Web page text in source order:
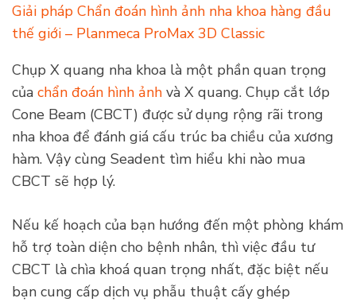
Giải pháp Chẩn đoán hình ảnh nha khoa hàng đầu
thế giới – Planmeca ProMax 3D Classic
Chụp X quang nha khoa là một phần quan trọng
của chẩn đoán hình ảnh và X quang. Chụp cắt lớp
Cone Beam (CBCT) được sử dụng rộng rãi trong
nha khoa để đánh giá cấu trúc ba chiều của xương
hàm. Vậy cùng Seadent tìm hiểu khi nào mua
CBCT sẽ hợp lý.
Nếu kế hoạch của bạn hướng đến một phòng khám
hỗ trợ toàn diện cho bệnh nhân, thì việc đầu tư
CBCT là chìa khoá quan trọng nhất, đặc biệt nếu
bạn cung cấp dịch vụ phẫu thuật cấy ghép